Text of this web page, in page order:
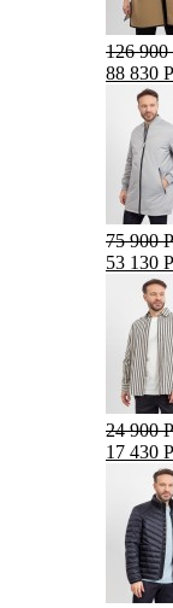
126 900
88 830 Р
75 900 Р
53 130 Р
24 900 Р
17 430 Р